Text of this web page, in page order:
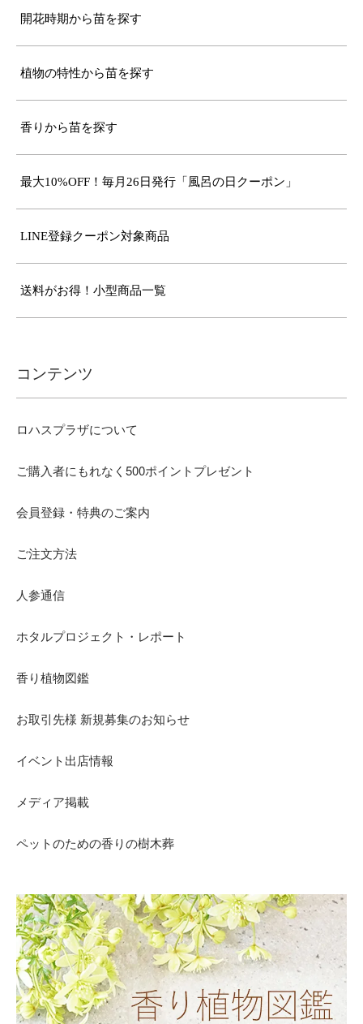
開花時期から苗を探す
植物の特性から苗を探す
香りから苗を探す
最大10%OFF！毎月26日発行「風呂の日クーポン」
LINE登録クーポン対象商品
送料がお得！小型商品一覧
コンテンツ
ロハスプラザについて
ご購入者にもれなく500ポイントプレゼント
会員登録・特典のご案内
ご注文方法
人参通信
ホタルプロジェクト・レポート
香り植物図鑑
お取引先様 新規募集のお知らせ
イベント出店情報
メディア掲載
ペットのための香りの樹木葬